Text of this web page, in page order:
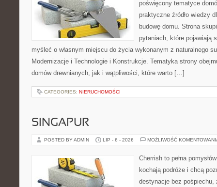
poświęcony tematyce
praktyczne źródło wiedzy
budowę domu. Strona
pytaniach, które pojawiają
myśleć o własnym miejscu do życia wykonanym z naturalnego
Modernizacje i Technologie i Konstrukcje. Tematyka strony
domów drewnianych, jak i wątpliwości, które warto […]
CATEGORIES: NIERUCHOMOŚCI
SINGAPUR
POSTED BY ADMIN LIP - 6 - 2026 MOŻLIWOŚĆ
Cherrish to pełna
kochają podróże i chcą
destynacje bez